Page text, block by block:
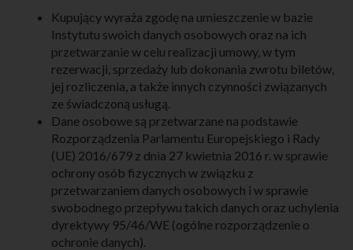
Kupujący wyraża zgodę na umieszczenie w bazie
Instytutu swoich danych osobowych oraz na ich
przetwarzanie w celu realizacji umowy, w tym
rezerwacji, sprzedaży lub dokonania zwrotu biletów,
jej rozliczenia, a także innych czynności związanych
ze świadczoną usługą.
Dane osobowe są przetwarzane na podstawie
Rozporządzenia Parlamentu Europejskiego i Rady
(UE) 2016/679 z dnia 27 kwietnia 2016 r. w sprawie
ochrony osób fizycznych w związku z
przetwarzaniem danych osobowych i w sprawie
swobodnego przepływu takich danych oraz uchylenia
dyrektywy 95/46/WE (ogólne rozporządzenie o
ochronie danych).